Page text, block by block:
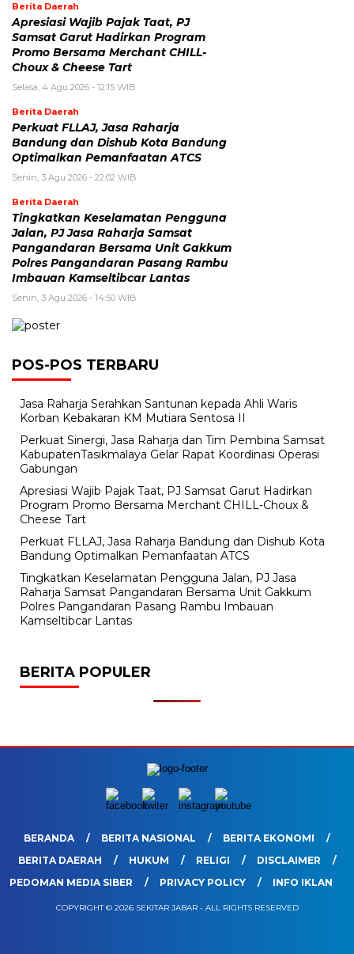
Berita Daerah
Apresiasi Wajib Pajak Taat, PJ
Samsat Garut Hadirkan Program
Promo Bersama Merchant CHILL-
Choux & Cheese Tart
Selasa, 4 Agu 2026 - 12:15 WIB
Berita Daerah
Perkuat FLLAJ, Jasa Raharja
Bandung dan Dishub Kota Bandung
Optimalkan Pemanfaatan ATCS
Senin, 3 Agu 2026 - 22:02 WIB
Berita Daerah
Tingkatkan Keselamatan Pengguna
Jalan, PJ Jasa Raharja Samsat
Pangandaran Bersama Unit Gakkum
Polres Pangandaran Pasang Rambu
Imbauan Kamseltibcar Lantas
Senin, 3 Agu 2026 - 14:50 WIB
POS-POS TERBARU
Jasa Raharja Serahkan Santunan kepada Ahli Waris
Korban Kebakaran KM Mutiara Sentosa II
Perkuat Sinergi, Jasa Raharja dan Tim Pembina Samsat
KabupatenTasikmalaya Gelar Rapat Koordinasi Operasi
Gabungan
Apresiasi Wajib Pajak Taat, PJ Samsat Garut Hadirkan
Program Promo Bersama Merchant CHILL-Choux &
Cheese Tart
Perkuat FLLAJ, Jasa Raharja Bandung dan Dishub Kota
Bandung Optimalkan Pemanfaatan ATCS
Tingkatkan Keselamatan Pengguna Jalan, PJ Jasa
Raharja Samsat Pangandaran Bersama Unit Gakkum
Polres Pangandaran Pasang Rambu Imbauan
Kamseltibcar Lantas
BERITA POPULER
BERANDA BERITA NASIONAL
BERITA EKONOMI
BERITA DAERAH
HUKUM RELIGI
DISCLAIMER
PEDOMAN MEDIA SIBER
PRIVACY POLICY INFO IKLAN
COPYRIGHT © 2026 SEKITAR JABAR - ALL RIGHTS RESERVED